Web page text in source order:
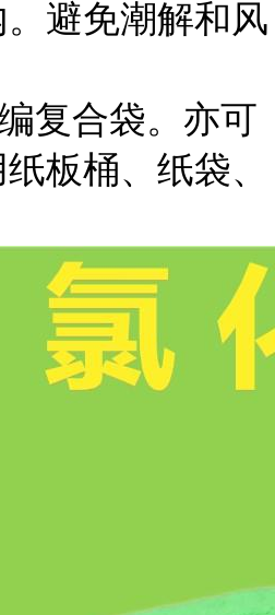
避免潮解和风
复合袋。亦可
板桶、纸袋、